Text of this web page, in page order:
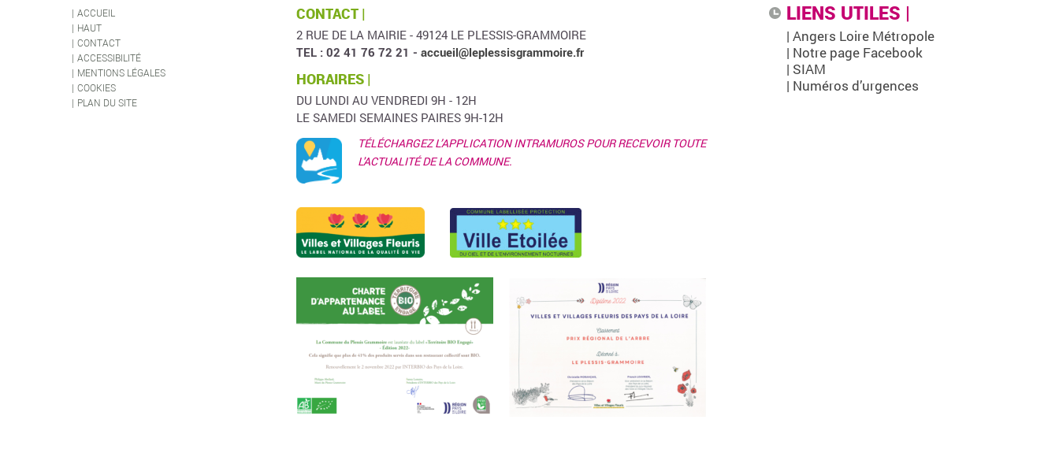
ACCUEIL
HAUT
CONTACT
ACCESSIBILITÉ
MENTIONS LÉGALES
COOKIES
PLAN DU SITE
CONTACT |
2 RUE DE LA MAIRIE - 49124 LE PLESSIS-GRAMMOIRE
TEL : 02 41 76 72 21 - accueil@leplessisgrammoire.fr
HORAIRES |
DU LUNDI AU VENDREDI 9H - 12H
LE SAMEDI SEMAINES PAIRES 9H-12H
TÉLÉCHARGEZ L’APPLICATION INTRAMUROS POUR RECEVOIR TOUTE
L'ACTUALITÉ DE LA COMMUNE.
LIENS UTILES |
| Angers Loire Métropole
| Notre page Facebook
| SIAM
| Numéros d’urgences